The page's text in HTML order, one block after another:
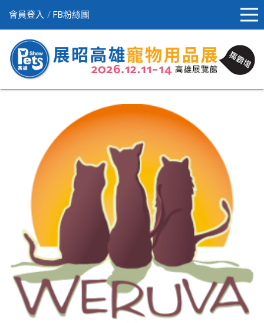
會員登入 FB粉絲團